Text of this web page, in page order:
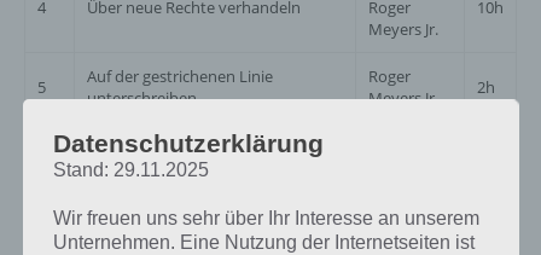
4 Über neue Rechte verhandeln
Roger
Meyers Jr.
10h
5
Auf der gestrichenen Linie
unterschreiben
Roger
Meyers Jr.
2h
Webdesigner anschreien
Kinder bösen Brief schreiben (8-
mal)
Bart +
Kinder
8h
Datenschutzerklärung
Stand: 29.11.2025
Wir freuen uns sehr über Ihr Interesse an unserem
Unternehmen. Eine Nutzung der Internetseiten ist